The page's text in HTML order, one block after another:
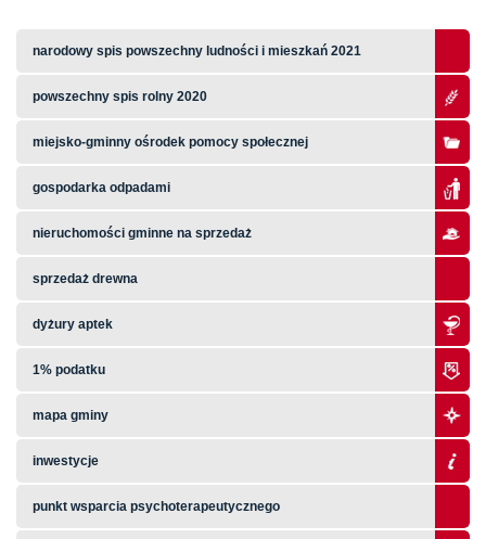
narodowy spis powszechny ludności i mieszkań 2021
powszechny spis rolny 2020
miejsko-gminny ośrodek pomocy społecznej
gospodarka odpadami
nieruchomości gminne na sprzedaż
sprzedaż drewna
dyżury aptek
1% podatku
mapa gminy
inwestycje
punkt wsparcia psychoterapeutycznego